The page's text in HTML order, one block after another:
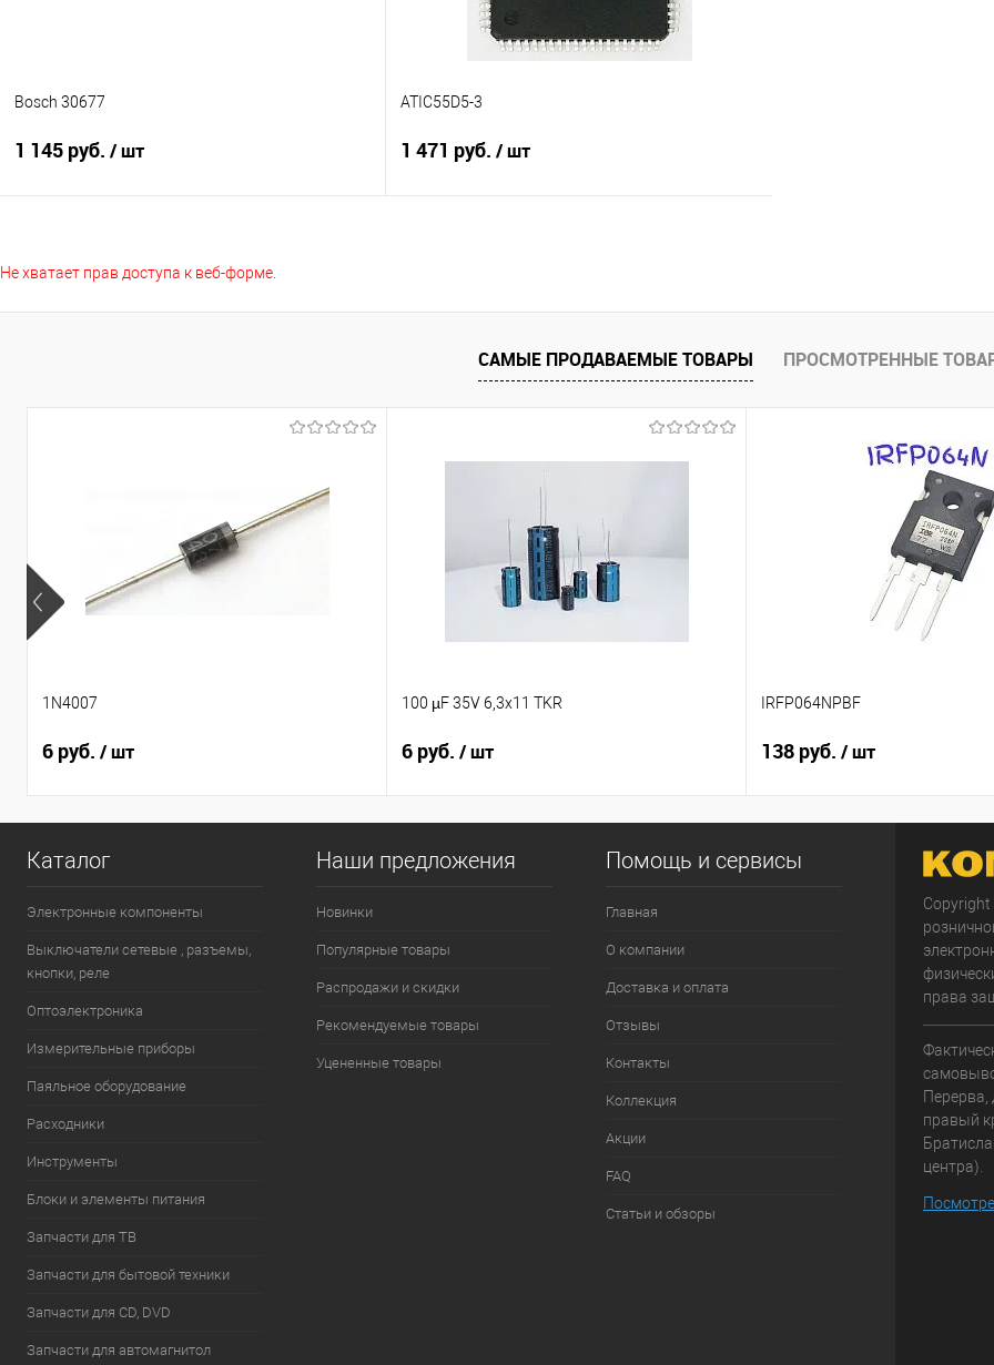
Bosch 30677
1 145 руб. / шт
ATIC55D5-3
1 471 руб. / шт
Не хватает прав доступа к веб-форме.
САМЫЕ ПРОДАВАЕМЫЕ ТОВАРЫ ПРОСМОТРЕННЫЕ
1N4007
6 руб. / шт
100 µF 35V 6,3x11 TKR
6 руб. / шт
IRFP064NPBF
138 руб. / шт
Каталог
Электронные компоненты
Выключатели сетевые , разъемы,
кнопки, реле
Оптоэлектроника
Измерительные приборы
Паяльное оборудование
Расходники
Инструменты
Блоки и элементы питания
Запчасти для ТВ
Запчасти для бытовой техники
Запчасти для CD, DVD
Запчасти для автомагнитол
Наши предложения
Новинки
Популярные товары
Распродажи и скидки
Рекомендуемые товары
Уцененные товары
Помощь и сервисы
Главная
О компании
Доставка и оплата
Отзывы
Контакты
Коллекция
Акции
FAQ
Статьи и обзоры
права
Перерва,
правый
центра).